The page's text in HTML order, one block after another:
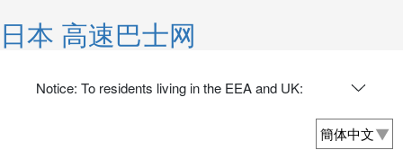
日本 高速巴士网
Notice: To residents living in the EEA and UK: